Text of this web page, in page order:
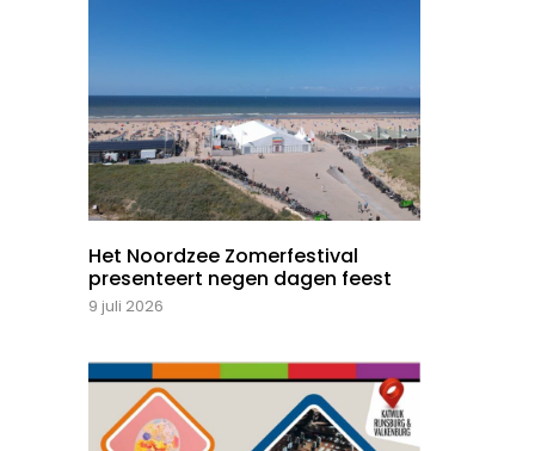
Het Noordzee Zomerfestival
presenteert negen dagen feest
9 juli 2026